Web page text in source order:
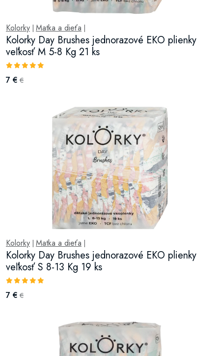
Kolorky Matka a dieťa
Kolorky Day Brushes jednorazové EKO plienky
veľkosť M 5-8 Kg 21 ks
7 € €
Kolorky Matka a dieťa
Kolorky Day Brushes jednorazové EKO plienky
veľkosť S 8-13 Kg 19 ks
7 € €